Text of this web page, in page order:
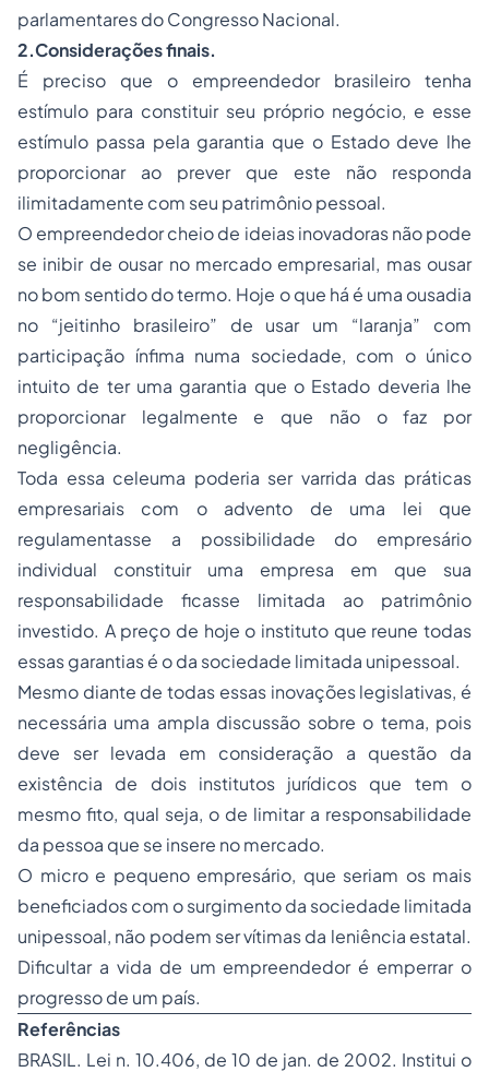
parlamentares do Congresso Nacional.
2.Considerações finais.
É preciso que o empreendedor brasileiro tenha
estímulo para constituir seu próprio negócio, e esse
estímulo passa pela garantia que o Estado deve lhe
proporcionar ao prever que este não responda
ilimitadamente com seu patrimônio pessoal.
O empreendedor cheio de ideias inovadoras não pode
se inibir de ousar no mercado empresarial, mas ousar
no bom sentido do termo. Hoje o que há é uma ousadia
no “jeitinho brasileiro” de usar um “laranja” com
participação ínfima numa sociedade, com o único
intuito de ter uma garantia que o Estado deveria lhe
proporcionar legalmente e que não o faz por
negligência.
Toda essa celeuma poderia ser varrida das práticas
empresariais com o advento de uma lei que
regulamentasse a possibilidade do empresário
individual constituir uma empresa em que sua
responsabilidade ficasse limitada ao patrimônio
investido. A preço de hoje o instituto que reune todas
essas garantias é o da sociedade limitada unipessoal.
Mesmo diante de todas essas inovações legislativas, é
necessária uma ampla discussão sobre o tema, pois
deve ser levada em consideração a questão da
existência de dois institutos jurídicos que tem o
mesmo fito, qual seja, o de limitar a responsabilidade
da pessoa que se insere no mercado.
O micro e pequeno empresário, que seriam os mais
beneficiados com o surgimento da sociedade limitada
unipessoal, não podem ser vítimas da leniência estatal.
Dificultar a vida de um empreendedor é emperrar o
progresso de um país.
Referências
BRASIL. Lei n. 10.406, de 10 de jan. de 2002. Institui o